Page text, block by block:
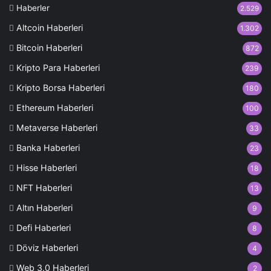
Haberler 2.529
Altcoin Haberleri 1.302
Bitcoin Haberleri 872
Kripto Para Haberleri 239
Kripto Borsa Haberleri 180
Ethereum Haberleri 100
Metaverse Haberleri 33
Banka Haberleri 23
Hisse Haberleri 18
NFT Haberleri 13
Altın Haberleri 9
Defi Haberleri 8
Döviz Haberleri 4
Web 3.0 Haberleri 2